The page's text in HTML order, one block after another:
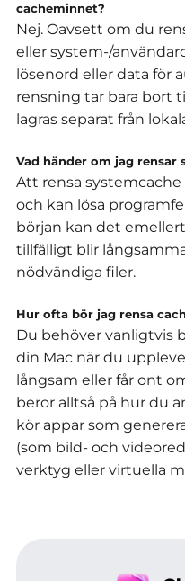
cacheminnet?
Nej. Oavsett om du
eller system-/
lösenord eller data för
rensning tar bara bort
lagras separat från
Vad händer om jag rensar
Att rensa
och kan lösa
början kan det
tillfälligt blir
nödvändiga filer.
Hur ofta bör jag rensa
Du behöver vanligtvis
din Mac när du
långsam eller får ont
beror alltså på hur du
kör appar som
(som bild- och
verktyg eller virtuella